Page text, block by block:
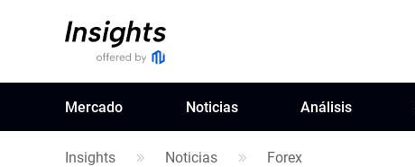
Mercado Noticias Análisis
Insights Noticias Forex